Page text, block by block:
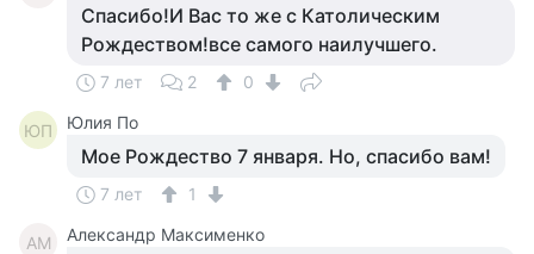
Спасибо!И Вас то же с Католическим
Рождеством!все самого наилучшего.
7 лет 2 0
ЮП Юлия По
Мое Рождество 7 января. Но, спасибо вам!
7 лет 1
АМ Александр Максименко